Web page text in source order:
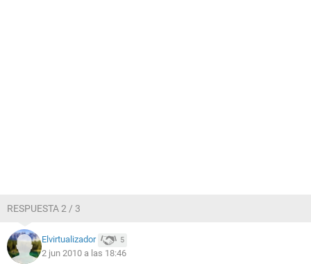
RESPUESTA 2 / 3
Elvirtualizador 5
2 jun 2010 a las 18:46